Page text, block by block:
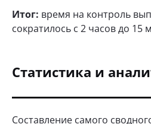
Итог: время на контроль
сократилось с 2 часов до 15
Статистика и
Составление самого